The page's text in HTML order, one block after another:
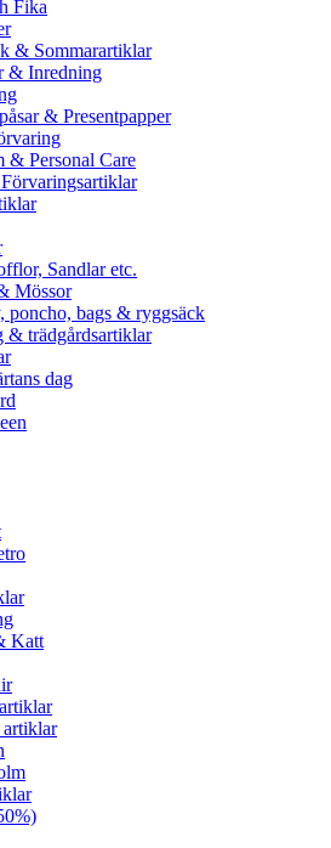
Fika
& Sommarartiklar
& Inredning
& Presentpapper
& Personal Care
Sandlar etc.
Mössor
poncho, bags & ryggsäck
& trädgårdsartiklar
dag
Katt